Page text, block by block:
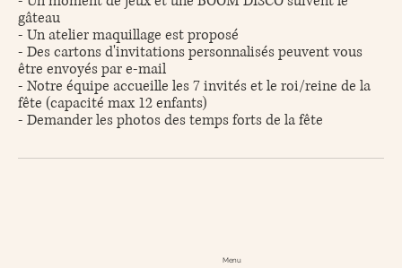
gâteau
- Un atelier maquillage est proposé
- Des cartons d'invitations personnalisés peuvent vous
être envoyés par e-mail
- Notre équipe accueille les 7 invités et le roi/reine de la
fête (capacité max 12 enfants)
- Demander les photos des temps forts de la fête
Menu